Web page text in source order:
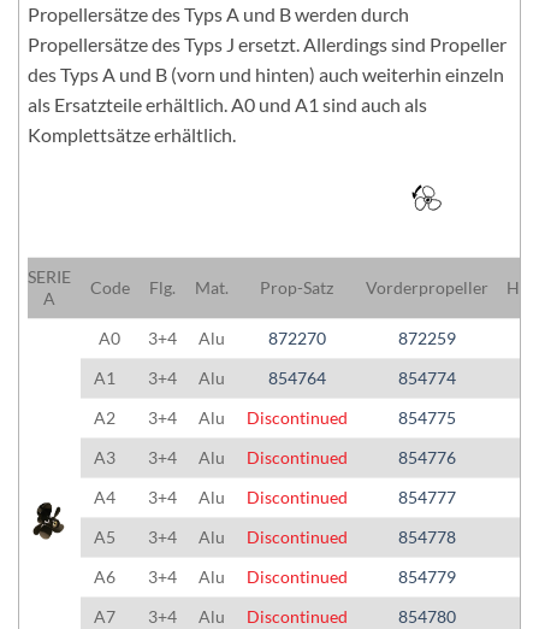
Propellersätze des Typs A und B werden durch
Propellersätze des Typs J ersetzt. Allerdings sind Propeller
des Typs A und B (vorn und hinten) auch weiterhin einzeln
als Ersatzteile erhältlich. A0 und A1 sind auch als
Komplettsätze erhältlich.
SERIE
A
Code Flg. Mat. Prop-Satz Vorderpropeller
A0 3+4 Alu 872270 872259
A1
3+4 Alu 854764 854774
A2
3+4 Alu Discontinued 854775
A3
3+4 Alu Discontinued 854776
A4
3+4 Alu Discontinued 854777
A5
3+4 Alu Discontinued 854778
A6
3+4 Alu Discontinued 854779
A7
3+4 Alu Discontinued 854780